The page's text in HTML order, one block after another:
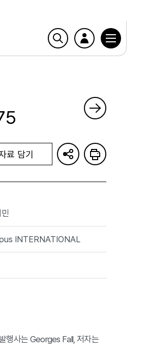
료 담기
INTERNATIONAL
행사는 Georges Fall, 저자는